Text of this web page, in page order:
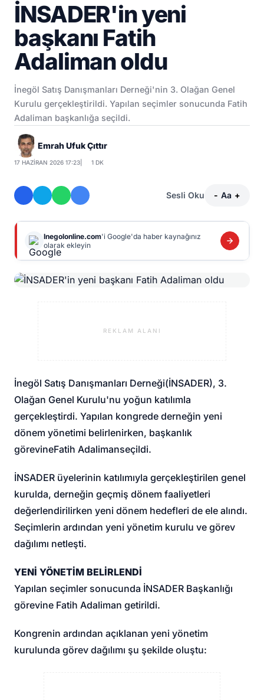
İNSADER'in yeni
başkanı Fatih
Adaliman oldu
İnegöl Satış Danışmanları Derneği'nin 3. Olağan Genel
Kurulu gerçekleştirildi. Yapılan seçimler sonucunda Fatih
Adaliman başkanlığa seçildi.
Emrah Ufuk Çıttır
17 HAZIRAN 2026 17:23 1 DK
Sesli Oku - Aa +
Inegolonline.com'i Google'da haber kaynağınız
olarak ekleyin
REKLAM ALANI
İnegöl Satış Danışmanları Derneği(İNSADER), 3.
Olağan Genel Kurulu'nu yoğun katılımla
gerçekleştirdi. Yapılan kongrede derneğin yeni
dönem yönetimi belirlenirken, başkanlık
görevineFatih Adalimanseçildi.
İNSADER üyelerinin katılımıyla gerçekleştirilen genel
kurulda, derneğin geçmiş dönem faaliyetleri
değerlendirilirken yeni dönem hedefleri de ele alındı.
Seçimlerin ardından yeni yönetim kurulu ve görev
dağılımı netleşti.
YENİ YÖNETİM BELİRLENDİ
Yapılan seçimler sonucunda İNSADER Başkanlığı
görevine Fatih Adaliman getirildi.
Kongrenin ardından açıklanan yeni yönetim
kurulunda görev dağılımı şu şekilde oluştu: